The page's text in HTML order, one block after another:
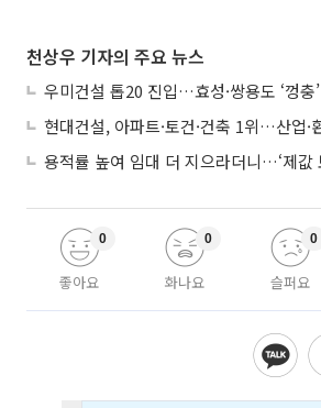
천상우 기자의 주요 뉴스
우미건설 톱20 진입…효성·쌍용도 ‘껑충’
좋아요
0
화나요
0
슬퍼요
0